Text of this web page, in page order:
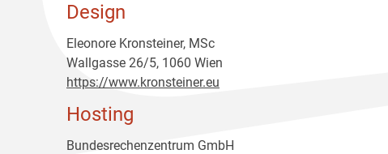
Design
Eleonore Kronsteiner, MSc
Wallgasse 26/5, 1060 Wien
https://www.kronsteiner.eu
Hosting
Bundesrechenzentrum GmbH